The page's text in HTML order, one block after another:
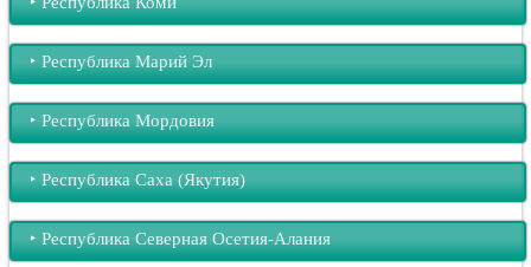
‣︎ Республика Марий Эл
‣︎ Республика Мордовия
‣︎ Республика Саха (Якутия)
‣︎ Республика Северная Осетия-Алания